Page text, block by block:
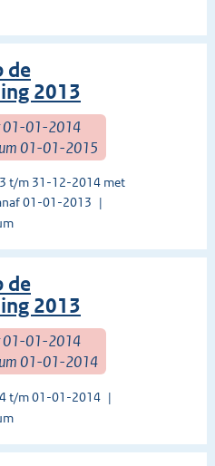
de
2013
01-01-2014
01-01-2015
t/m 31-12-2014 met
01-01-2013
de
2013
01-01-2014
01-01-2014
t/m 01-01-2014